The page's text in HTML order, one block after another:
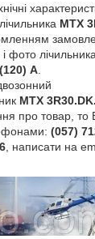
MTX
фото лічильника
А
MTX
про товар,
(057)
, написати на